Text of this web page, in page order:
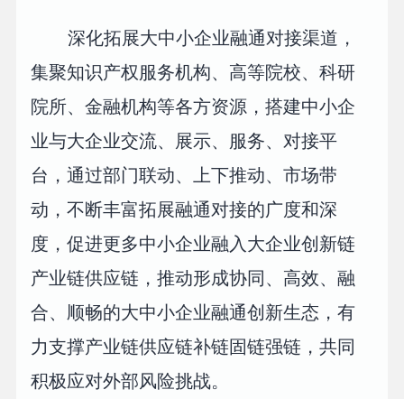
深化拓展大中小企业融通对接渠道，
集聚知识产权服务机构、高等院校、科研
院所、金融机构等各方资源，搭建中小企
业与大企业交流、展示、服务、对接平
台，通过部门联动、上下推动、市场带
动，不断丰富拓展融通对接的广度和深
度，促进更多中小企业融入大企业创新链
产业链供应链，推动形成协同、高效、融
合、顺畅的大中小企业融通创新生态，有
力支撑产业链供应链补链固链强链，共同
积极应对外部风险挑战。